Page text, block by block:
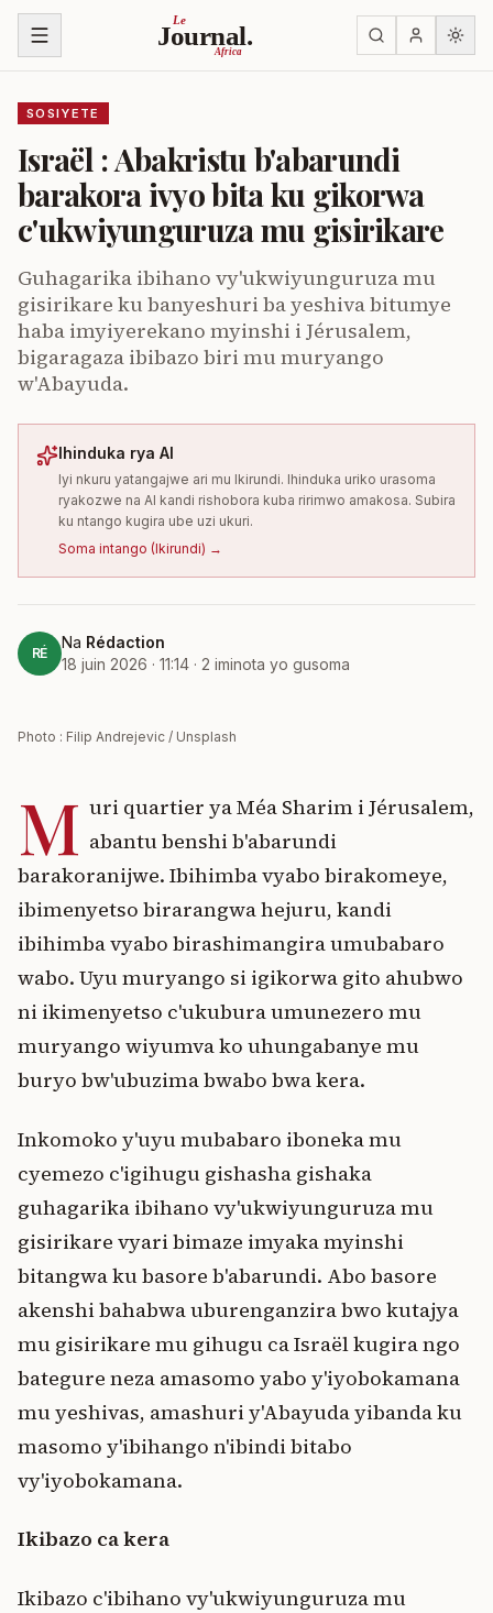
Ja ku biri muri urupapuro
Le
Journal.
Africa
SOSIYETE
Israël : Abakristu b'abarundi
barakora ivyo bita ku gikorwa
c'ukwiyunguruza mu gisirikare
Guhagarika ibihano vy'ukwiyunguruza mu
gisirikare ku banyeshuri ba yeshiva bitumye
haba imyiyerekano myinshi i Jérusalem,
bigaragaza ibibazo biri mu muryango
w'Abayuda.
Ihinduka rya AI
Iyi nkuru yatangajwe ari mu Ikirundi. Ihinduka uriko urasoma
ryakozwe na AI kandi rishobora kuba ririmwo amakosa. Subira
ku ntango kugira ube uzi ukuri.
Soma intango (Ikirundi) →
RÉ
Na Rédaction
18 juin 2026 · 11:14 · 2 iminota yo gusoma
Photo : Filip Andrejevic / Unsplash
M uri quartier ya Méa Sharim i Jérusalem,
abantu benshi b'abarundi
barakoranijwe. Ibihimba vyabo birakomeye,
ibimenyetso birarangwa hejuru, kandi
ibihimba vyabo birashimangira umubabaro
wabo. Uyu muryango si igikorwa gito ahubwo
ni ikimenyetso c'ukubura umunezero mu
muryango wiyumva ko uhungabanye mu
buryo bw'ubuzima bwabo bwa kera.
Inkomoko y'uyu mubabaro iboneka mu
cyemezo c'igihugu gishasha gishaka
guhagarika ibihano vy'ukwiyunguruza mu
gisirikare vyari bimaze imyaka myinshi
bitangwa ku basore b'abarundi. Abo basore
akenshi bahabwa uburenganzira bwo kutajya
mu gisirikare mu gihugu ca Israël kugira ngo
bategure neza amasomo yabo y'iyobokamana
mu yeshivas, amashuri y'Abayuda yibanda ku
masomo y'ibihango n'ibindi bitabo
vy'iyobokamana.
Ikibazo ca kera
Ikibazo c'ibihano vy'ukwiyunguruza mu